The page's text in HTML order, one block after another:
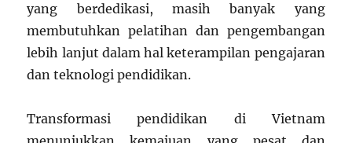
yang berdedikasi, masih banyak yang
membutuhkan pelatihan dan pengembangan
lebih lanjut dalam hal keterampilan pengajaran
dan teknologi pendidikan.
Transformasi pendidikan di Vietnam